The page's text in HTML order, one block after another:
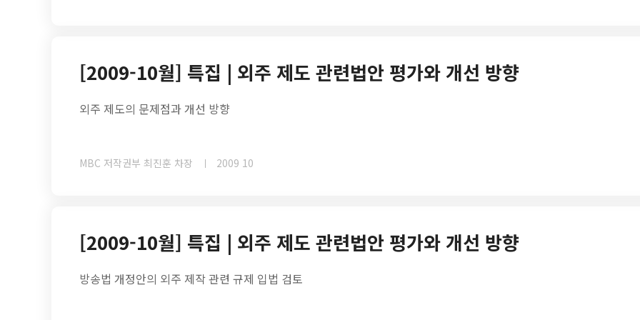
[2009-10월] 특집 | 외주 제도 관련법안 평가와 개선 방향
외주 제도의 문제점과 개선 방향
MBC 저작권부 최진훈 차장 2009 10
[2009-10월] 특집 | 외주 제도 관련법안 평가와 개선 방향
방송법 개정안의 외주 제작 관련 규제 입법 검토